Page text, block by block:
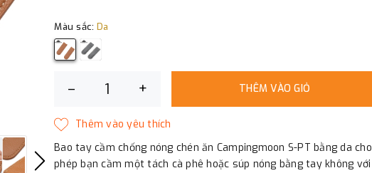
Màu sắc: Da
– + THÊM VÀO GIỎ
Bao tay cầm chống nóng chén ăn Campingmoon S-PT bằng da cho
phép bạn cầm một tách cà phê hoặc súp nóng bằng tay không với